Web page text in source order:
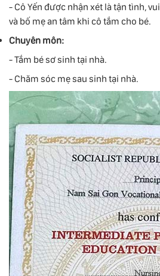
- Cô Yến được nhận xét là tận tình,
và bố mẹ an tâm khi cô tắm cho bé.
Chuyên môn:
- Tắm bé sơ sinh tại nhà.
- Chăm sóc mẹ sau sinh tại nhà.